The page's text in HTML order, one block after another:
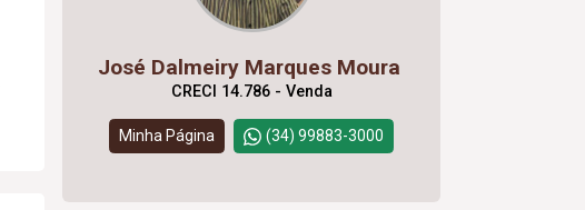
José Dalmeiry Marques Moura
CRECI 14.786 - Venda
Minha Página (34) 99883-3000